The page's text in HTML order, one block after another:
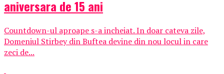
aniversara de 15 ani
Countdown-ul aproape s-a incheiat. In doar cateva zile,
Domeniul Stirbey din Buftea devine din nou locul in care
zeci de...